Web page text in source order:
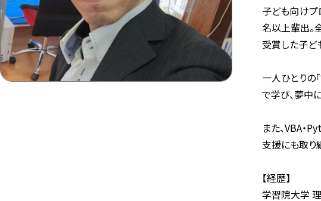
子ども向けプ
名以上輩出。
受賞した子ど
一人ひとりの
で学び、夢中
また、VBA・
支援にも取り
【経歴】
学習院大学